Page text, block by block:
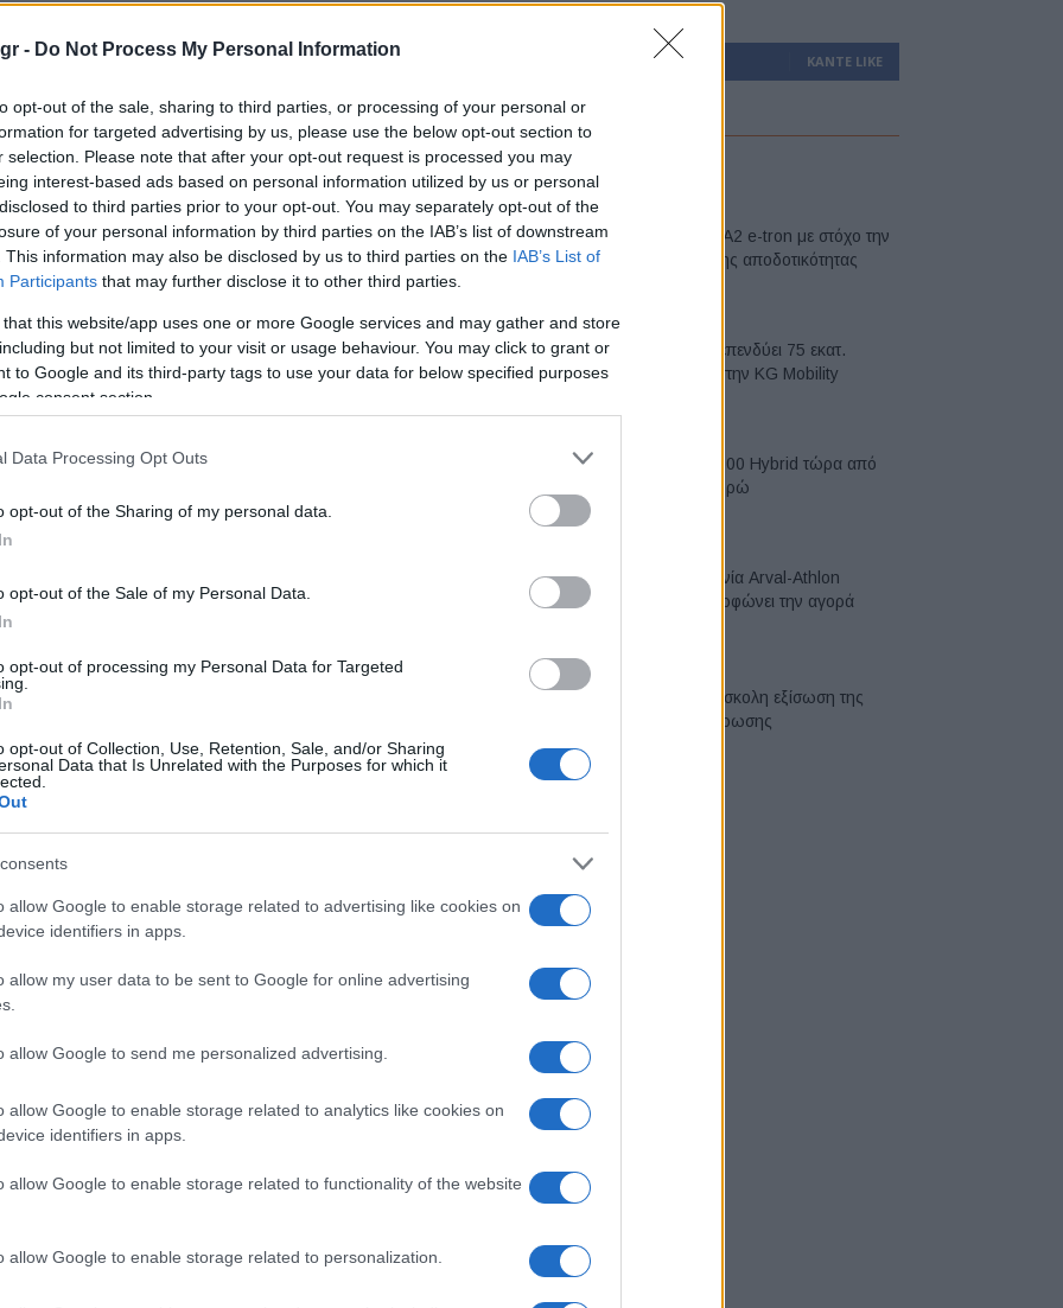
- Do Not Process My Personal Information
opt-out of the sale, sharing to third parties, or processing of your personal or
for targeted advertising by us, please use the below opt-out section to
selection. Please note that after your opt-out request is processed you may
interest-based ads based on personal information utilized by us or personal
to third parties prior to your opt-out. You may separately opt-out of the
of your personal information by third parties on the IAB’s list of downstream
This information may also be disclosed by us to third parties on the IAB’s List of
Participants that may further disclose it to other third parties.
that this website/app uses one or more Google services and may gather and store
but not limited to your visit or usage behaviour. You may click to grant or
to Google and its third-party tags to use your data for below specified purposes
consent section.
Data Processing Opt Outs
opt-out of the Sharing of my personal data.
opt-out of the Sale of my Personal Data.
opt-out of processing my Personal Data for Targeted
opt-out of Collection, Use, Retention, Sale, and/or Sharing
Data that Is Unrelated with the Purposes for which it
allow Google to enable storage related to advertising like cookies on
identifiers in apps.
allow my user data to be sent to Google for online advertising
allow Google to send me personalized advertising.
allow Google to enable storage related to analytics like cookies on
identifiers in apps.
allow Google to enable storage related to functionality of the website
allow Google to enable storage related to personalization.
αυθεντικό SUV, με προαιρετικό σύστημα
ελέγχου και γνήσιες ικανότητες σε δύσκολες
στη μακροχρόνια ηγετική θέση της Toyota στις
μία εμπειρία που βελτιώνει επίσης την ποιότητα,
Η Toyota προσφέρει το μοναδικό Πρόγραμμα Φροντίδας
κάθε χρόνο και για έως 10 χρόνια από την
εκατομμύριο χιλιόμετρα οδήγησης, υπό την
της μπαταρίας.
δύο επιλογών μπαταρίας. Το μεσαίου μεγέθους
ή 73,1 kWh (μικτής χωρητικότητας), δίνοντας στους
που ανταποκρίνεται καλύτερα στις οδηγικές τους
Υποστηρικτές ΚΆΝΤΕ LIKE
Latest
Νέο Audi A2 e-tron με στόχο την
κορυφή της αποδοτικότητας
Η Chery επενδύει 75 εκατ.
δολάρια στην KG Mobility
Το FIAT 500 Hybrid τώρα από
18.990 ευρώ
Η συμφωνία Arval-Athlon
αναδιαμορφώνει την αγορά
VW: Η δύσκολη εξίσωση της
αναδιάρθρωσης